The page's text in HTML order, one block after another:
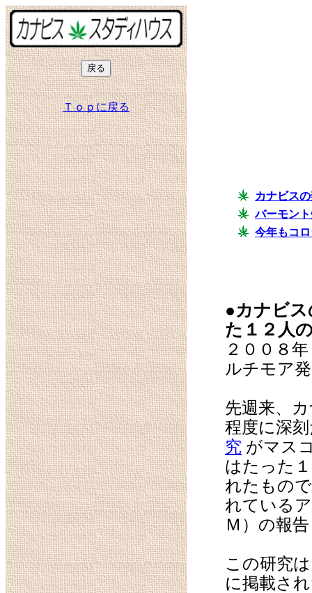
Ｔｏｐに戻る
カナビス
バーモン
今年もコ
●カナビ
た１２人
２００８
ルチモア発
先週来、
程度に深
究 がマス
はたった
れたもの
れている
Ｍ）の報
この研究
に掲載さ